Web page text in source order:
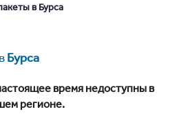
в Бурса
Бурса
время недоступны в
регионе.